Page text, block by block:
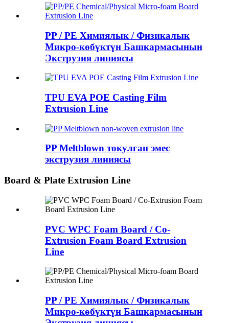
PP / PE Химиялык / Физикалык
Микро-көбүктүн Башкармасынын
Экструзия линиясы
TPU EVA POE Casting Film
Extrusion Line
PP Meltblown токулган эмес
экструзия линиясы
Board & Plate Extrusion Line
PVC WPC Foam Board / Co-
Extrusion Foam Board Extrusion
Line
PP / PE Химиялык / Физикалык
Микро-көбүктүн Башкармасынын